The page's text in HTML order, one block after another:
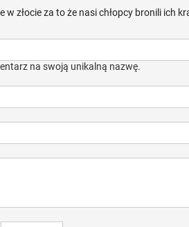
w złocie za to że nasi chłopcy bronili ich
na swoją unikalną nazwę.